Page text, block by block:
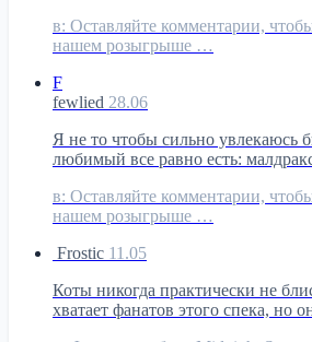
в: Оставляйте комментарии,
нашем розыгрыше …
F
fewlied 28.06
Я не то чтобы сильно увлекаюсь
любимый все равно есть:
в: Оставляйте комментарии,
нашем розыгрыше …
Frostic 11.05
Коты никогда практически не
хватает фанатов этого спека, но